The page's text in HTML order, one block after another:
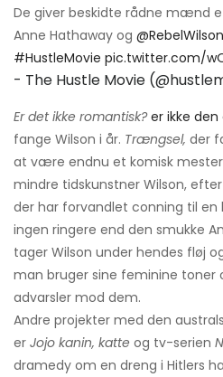
De giver beskidte rådne mænd
Anne Hathaway og @RebelWilson
#HustleMovie pic.twitter.com/
- The Hustle Movie
Er det ikke romantisk? er ikke
fange Wilson i år. Trængsel, der
at være endnu et komisk
mindre tidskunstner Wilson,
der har forvandlet conning til en
ingen ringere end den smukke
tager Wilson under hendes fløj
man bruger sine feminine
advarsler mod dem.
Andre projekter med den
er Jojo kanin, katte og tv-serien
dramedy om en dreng i Hitlers